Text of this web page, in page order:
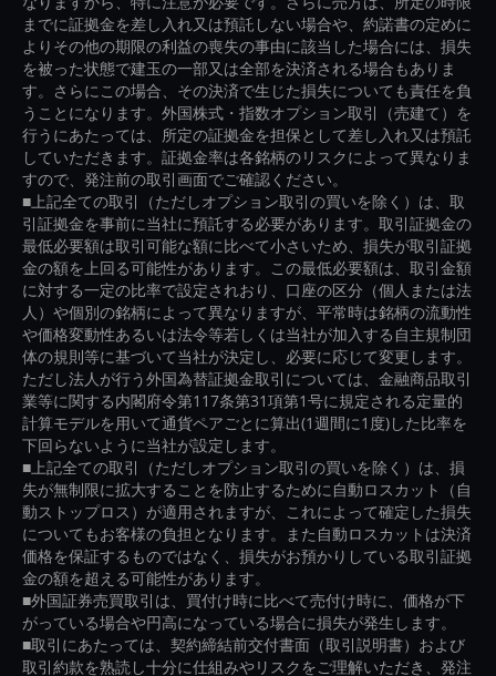
までに証拠金を差し入れ又は預託しない場合や、約諾書の定めに
よりその他の期限の利益の喪失の事由に該当した場合には、損失
を被った状態で建玉の一部又は全部を決済される場合もありま
す。さらにこの場合、その決済で生じた損失についても責任を負
うことになります。外国株式・指数オプション取引（売建て）を
行うにあたっては、所定の証拠金を担保として差し入れ又は預託
していただきます。証拠金率は各銘柄のリスクによって異なりま
すので、発注前の取引画面でご確認ください。
■上記全ての取引（ただしオプション取引の買いを除く）は、取
引証拠金を事前に当社に預託する必要があります。取引証拠金の
最低必要額は取引可能な額に比べて小さいため、損失が取引証拠
金の額を上回る可能性があります。この最低必要額は、取引金額
に対する一定の比率で設定されおり、口座の区分（個人または法
人）や個別の銘柄によって異なりますが、平常時は銘柄の流動性
や価格変動性あるいは法令等若しくは当社が加入する自主規制団
体の規則等に基づいて当社が決定し、必要に応じて変更します。
ただし法人が行う外国為替証拠金取引については、金融商品取引
業等に関する内閣府令第117条第31項第1号に規定される定量的
計算モデルを用いて通貨ペアごとに算出(1週間に1度)した比率を
下回らないように当社が設定します。
■上記全ての取引（ただしオプション取引の買いを除く）は、損
失が無制限に拡大することを防止するために自動ロスカット（自
動ストップロス）が適用されますが、これによって確定した損失
についてもお客様の負担となります。また自動ロスカットは決済
価格を保証するものではなく、損失がお預かりしている取引証拠
金の額を超える可能性があります。
■外国証券売買取引は、買付け時に比べて売付け時に、価格が下
がっている場合や円高になっている場合に損失が発生します。
■取引にあたっては、契約締結前交付書面（取引説明書）および
取引約款を熟読し十分に仕組みやリスクをご理解いただき、発注